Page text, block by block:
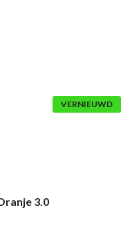
VERNIEUWD
3.0